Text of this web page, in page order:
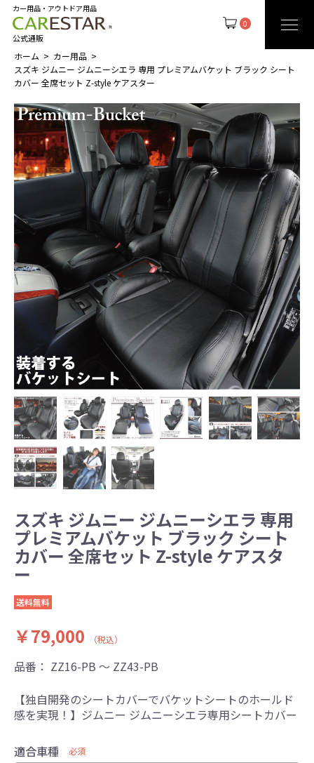
0
カー用品・アウトドア用品
公式通販
ホーム
カー用品
スズキ ジムニー ジムニーシエラ 専用 プレミアムバケット ブラック シート
カバー 全席セット Z-style ケアスター
スズキ ジムニー ジムニーシエラ 専用
プレミアムバケット ブラック シート
カバー 全席セット Z-style ケアスタ
ー
送料無料
￥79,000 （税込）
品番： ZZ16-PB ～ ZZ43-PB
【独自開発のシートカバーでバケットシートのホールド
感を実現！】ジムニー ジムニーシエラ専用シートカバー
適合車種 必須